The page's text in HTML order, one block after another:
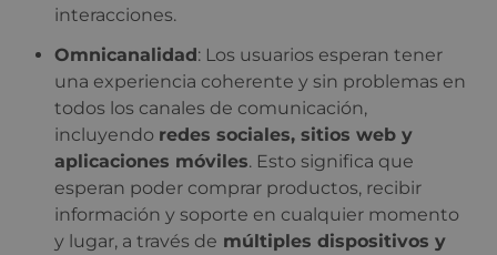
interacciones.
Omnicanalidad: Los usuarios esperan tener
una experiencia coherente y sin problemas en
todos los canales de comunicación,
incluyendo redes sociales, sitios web y
aplicaciones móviles. Esto significa que
esperan poder comprar productos, recibir
información y soporte en cualquier momento
y lugar, a través de múltiples dispositivos y